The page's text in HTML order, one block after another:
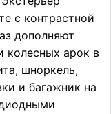
с контрастной
дополняют
колесных арок в
шноркель,
и багажник на